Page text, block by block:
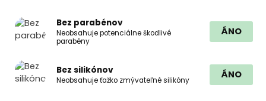
Bez parabénov
Neobsahuje potenciálne škodlivé
parabény
ÁNO
Bez silikónov
Neobsahuje ťažko zmývateľné silikóny
ÁNO